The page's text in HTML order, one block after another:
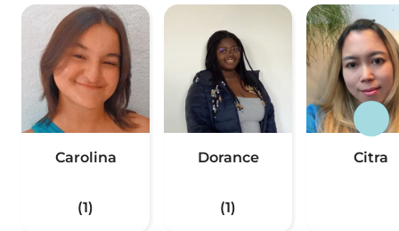
Carolina
(1)
Dorance
(1)
Citra